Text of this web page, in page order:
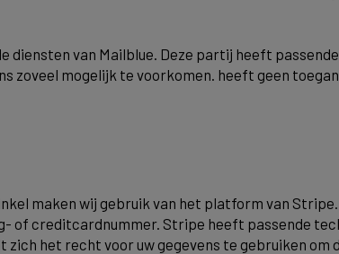
diensten van Mailblue. Deze partij heeft
zoveel mogelijk te voorkomen. heeft geen
maken wij gebruik van het platform van
of creditcardnummer. Stripe heeft passende
het recht voor uw gegevens te gebruiken